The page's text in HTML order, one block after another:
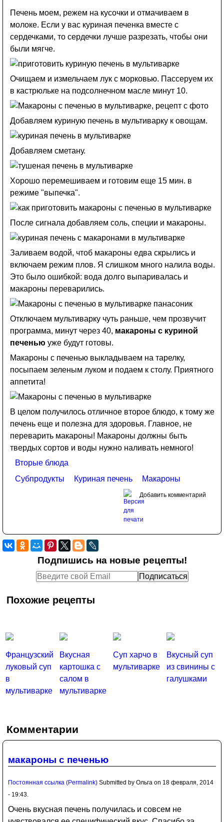
Печень моем, режем на кусочки и отмачиваем в
молоке. Если у вас куриная печенка вместе с
сердечками, то сердечки лучше разрезать, чтобы они
были мягче.
Очищаем и измельчаем лук с морковью. Пассеруем их
в кастрюльке на подсолнечном масле минут 10.
Добавляем куриную печень в мультиварку к овощам.
Добавляем сметану.
Хорошо перемешиваем и готовим еще 15 мин. в
режиме "выпечка".
После сигнала добавляем соль, специи и макароны.
Заливаем водой, чтоб макароны едва скрылись и
включаем режим плов. Я слишком много налила воды.
Это было ошибкой: вода долго выпаривалась и
макароны переварились.
Отключаем мультиварку чуть раньше, чем прозвучит
программа, минут через 40, макароны с куриной
печенью уже будут готовы.
Макароны с печенью выкладываем на тарелку,
посыпаем зеленым луком и подаем к столу. Приятного
аппетита!
В целом получилось отличное второе блюдо, к тому же
печень еще и полезна для здоровья. Главное, не
переварить макароны! Макароны должны быть
твердых сортов и воды нужно наливать немного!
Вторые блюда
Субпродукты
Куриная печень Макароны
Добавить комментарий
Подпишись на новые рецепты!
Похожие рецепты
Французский
луковый суп
в
мультиварке
Вкусная
картошка с
салом в
мультиварке
Суп харчо в
мультиварке
Вкусный суп
из свинины с
галушками
Комментарии
макароны с печенью
Постоянная ссылка (Permalink) Submitted by Ольга on 18 февраля, 2014
- 19:43.
Очень вкусная печень получилась и совсем не